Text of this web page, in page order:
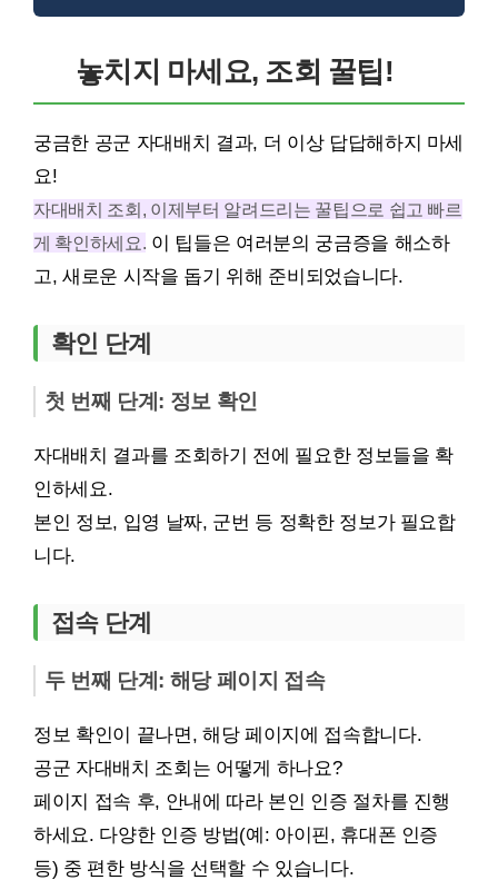
놓치지 마세요, 조회 꿀팁!
궁금한 공군 자대배치 결과, 더 이상 답답해하지 마세
요!
자대배치 조회, 이제부터 알려드리는 꿀팁으로 쉽고 빠르
게 확인하세요. 이 팁들은 여러분의 궁금증을 해소하
고, 새로운 시작을 돕기 위해 준비되었습니다.
확인 단계
첫 번째 단계: 정보 확인
자대배치 결과를 조회하기 전에 필요한 정보들을 확
인하세요.
본인 정보, 입영 날짜, 군번 등 정확한 정보가 필요합
니다.
접속 단계
두 번째 단계: 해당 페이지 접속
정보 확인이 끝나면, 해당 페이지에 접속합니다.
공군 자대배치 조회는 어떻게 하나요?
페이지 접속 후, 안내에 따라 본인 인증 절차를 진행
하세요. 다양한 인증 방법(예: 아이핀, 휴대폰 인증
등) 중 편한 방식을 선택할 수 있습니다.